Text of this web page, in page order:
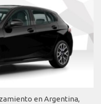
en Argentina,